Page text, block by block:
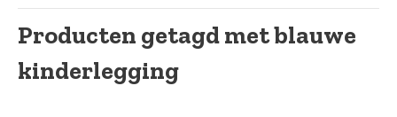
Producten getagd met blauwe
kinderlegging